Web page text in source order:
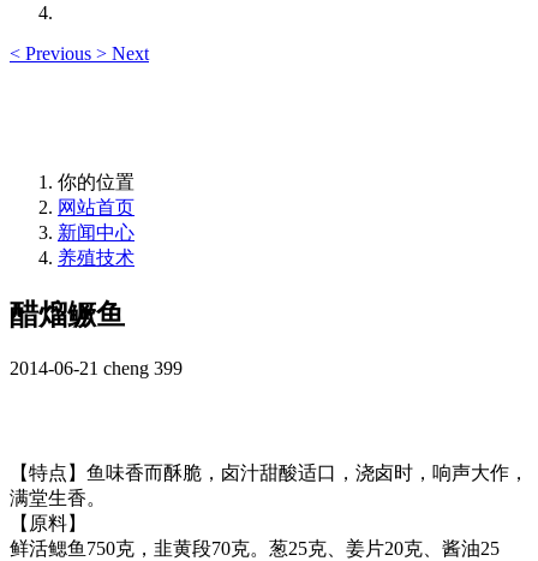
< Previous > Next
你的位置
网站首页
新闻中心
养殖技术
醋熘鳜鱼
2014-06-21 cheng 399
【特点】鱼味香而酥脆，卤汁甜酸适口，浇卤时，响声大作，
满堂生香。
【原料】
鲜活鳃鱼 750克，韭黄段70克。葱25克、姜片20克、酱油25